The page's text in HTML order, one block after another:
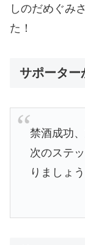
しのだめぐみ
た！
サポーター
禁酒成功
次のステ
りましょう